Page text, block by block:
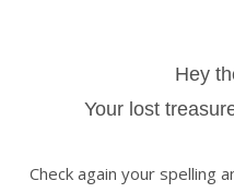
Hey
Your lost
Check again your spelling